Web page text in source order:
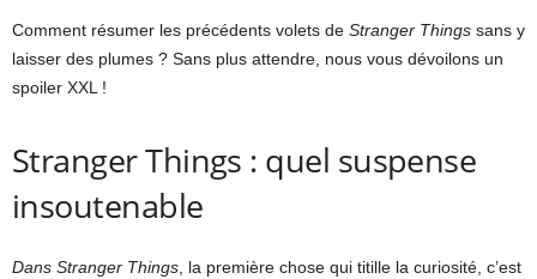
Comment résumer les précédents volets de Stranger Things sans y
laisser des plumes ? Sans plus attendre, nous vous dévoilons un
spoiler XXL !
Stranger Things : quel suspense
insoutenable
Dans Stranger Things, la première chose qui titille la curiosité, c’est